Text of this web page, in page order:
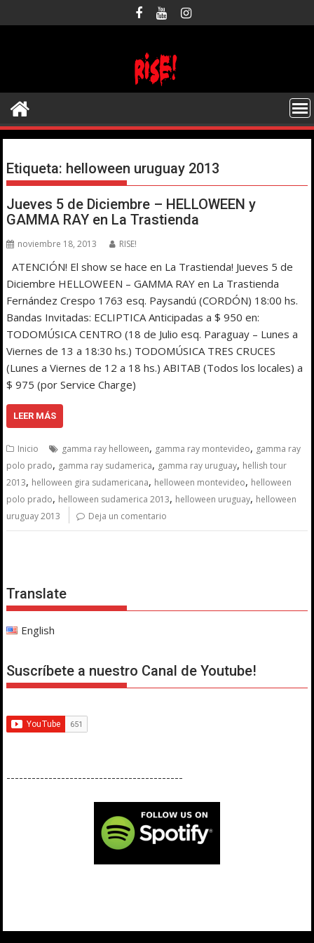
al
Etiqueta: helloween uruguay 2013
Jueves 5 de Diciembre – HELLOWEEN y
GAMMA RAY en La Trastienda
noviembre 18, 2013 RISE!
ATENCIÓN! El show se hace en La Trastienda! Jueves 5 de
Diciembre HELLOWEEN – GAMMA RAY en La Trastienda
Fernández Crespo 1763 esq. Paysandú (CORDÓN) 18:00 hs.
Bandas Invitadas: ECLIPTICA Anticipadas a $ 950 en:
TODOMÚSICA CENTRO (18 de Julio esq. Paraguay – Lunes a
Viernes de 13 a 18:30 hs.) TODOMÚSICA TRES CRUCES
(Lunes a Viernes de 12 a 18 hs.) ABITAB (Todos los locales) a
$ 975 (por Service Charge)
LEER MÁS
Inicio gamma ray helloween, gamma ray montevideo, gamma ray
polo prado, gamma ray sudamerica, gamma ray uruguay, hellish tour
2013, helloween gira sudamericana, helloween montevideo, helloween
polo prado, helloween sudamerica 2013, helloween uruguay, helloween
uruguay 2013
Deja un comentario
Translate
English
Suscríbete a nuestro Canal de Youtube!
------------------------------------------